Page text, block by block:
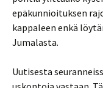
epäkunnioituksen
kappaleen enkä
Jumalasta.
Uutisesta